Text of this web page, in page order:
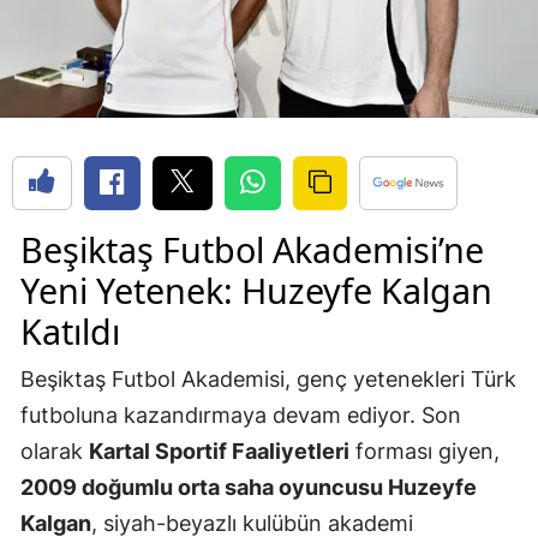
Beşiktaş Futbol Akademisi’ne
Yeni Yetenek: Huzeyfe Kalgan
Katıldı
Beşiktaş Futbol Akademisi, genç yetenekleri Türk
futboluna kazandırmaya devam ediyor. Son
olarak Kartal Sportif Faaliyetleri forması giyen,
2009 doğumlu orta saha oyuncusu Huzeyfe
Kalgan, siyah-beyazlı kulübün akademi